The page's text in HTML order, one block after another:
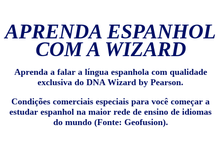
APRENDA ESPANHOL
COM A WIZARD
Aprenda a falar a língua espanhola com qualidade
exclusiva do DNA Wizard by Pearson.
Condições comerciais especiais para você começar a
estudar espanhol na maior rede de ensino de idiomas
do mundo (Fonte: Geofusion).